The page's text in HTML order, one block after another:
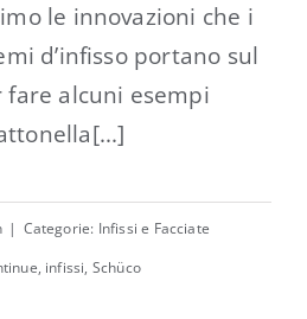
le innovazioni che i
d’infisso portano sul
fare alcuni esempi
| Categorie: Infissi e Facciate
, infissi, Schüco